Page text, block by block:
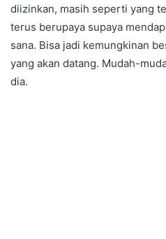
diizinkan, masih seperti yang
terus berupaya supaya
sana. Bisa jadi kemungkinan
yang akan datang. Mudah-
dia.